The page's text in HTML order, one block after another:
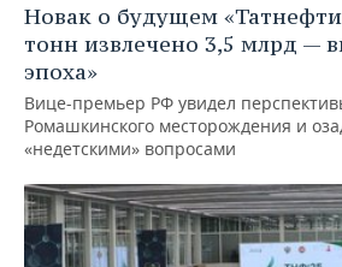
Новак о будущем
тонн извлечено 3,5 млрд —
эпоха»
Вице-премьер РФ увидел
Ромашкинского месторождения и
«недетскими» вопросами